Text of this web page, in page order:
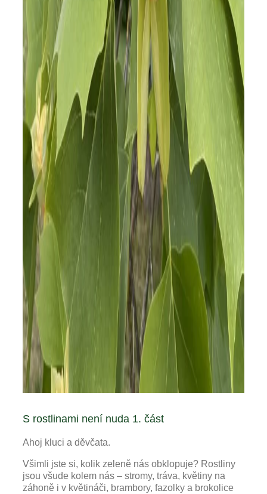
S rostlinami není nuda 1. část
Ahoj kluci a děvčata.
Všimli jste si, kolik zeleně nás obklopuje? Rostliny
jsou všude kolem nás – stromy, tráva, květiny na
záhoně i v květináči, brambory, fazolky a brokolice